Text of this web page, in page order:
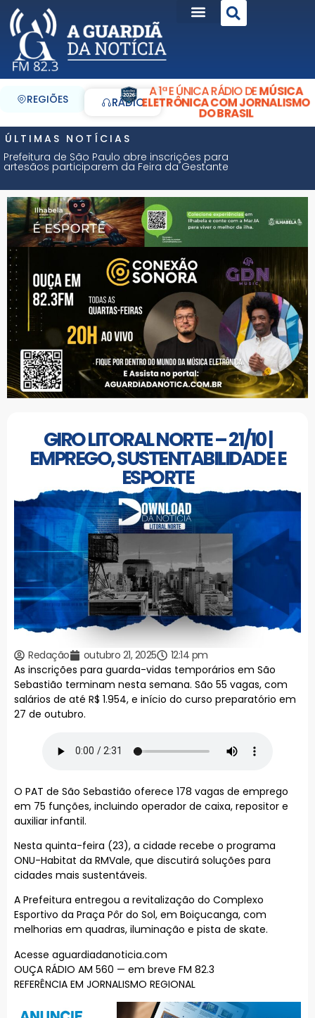
REGIÕES RÁDIO
A 1ª E ÚNICA RÁDIO DEMÚSICA
ELETRÔNICA COM JORNALISMO
DO BRASIL
ÚLTIMAS NOTÍCIAS
Prefeitura de São Paulo abre inscrições para
artesãos participarem da Feira da Gestante
GIRO LITORAL NORTE – 21/10 |
EMPREGO, SUSTENTABILIDADE E
ESPORTE
Redação outubro 21, 2025
12:14 pm
As inscrições para guarda-vidas temporários em São
Sebastião terminam nesta semana. São 55 vagas, com
salários de até R$ 1.954, e início do curso preparatório em
27 de outubro.
O PAT de São Sebastião oferece 178 vagas de emprego
em 75 funções, incluindo operador de caixa, repositor e
auxiliar infantil.
Nesta quinta-feira (23), a cidade recebe o programa
ONU-Habitat da RMVale, que discutirá soluções para
cidades mais sustentáveis.
A Prefeitura entregou a revitalização do Complexo
Esportivo da Praça Pôr do Sol, em Boiçucanga, com
melhorias em quadras, iluminação e pista de skate.
Acesse aguardiadanoticia.com
OUÇA RÁDIO AM 560 — em breve FM 82.3
REFERÊNCIA EM JORNALISMO REGIONAL